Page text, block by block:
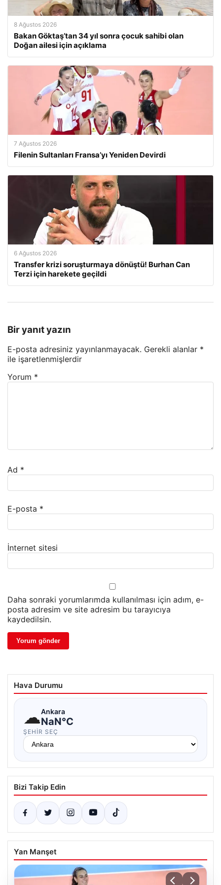
8 Ağustos 2026
Bakan Göktaş’tan 34 yıl sonra çocuk sahibi olan
Doğan ailesi için açıklama
7 Ağustos 2026
Filenin Sultanları Fransa’yı Yeniden Devirdi
6 Ağustos 2026
Transfer krizi soruşturmaya dönüştü! Burhan Can
Terzi için harekete geçildi
Bir yanıt yazın
E-posta adresiniz yayınlanmayacak. Gerekli alanlar *
ile işaretlenmişlerdir
Yorum *
Ad *
E-posta *
İnternet sitesi
Daha sonraki yorumlarımda kullanılması için adım, e-
posta adresim ve site adresim bu tarayıcıya
kaydedilsin.
Hava Durumu
☁Ankara
NaN°C
ŞEHIR SEÇ
Bizi Takip Edin
Yan Manşet